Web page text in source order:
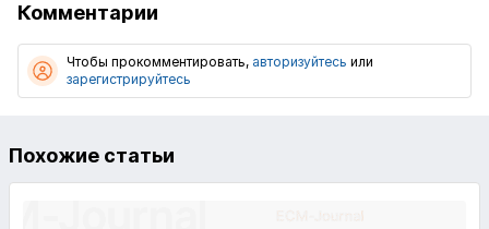
Комментарии
Чтобы прокомментировать, авторизуйтесь или
зарегистрируйтесь
Похожие статьи